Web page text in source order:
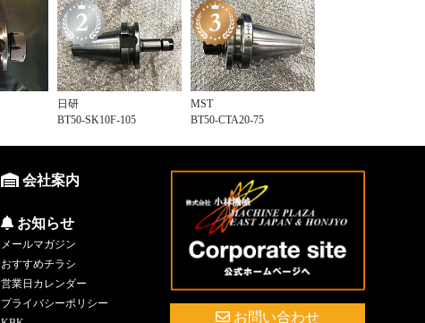
日研
BT50-SK10F-105
MST
BT50-CTA20-75
会社案内
お知らせ
メールマガジン
おすすめチラシ
営業日カレンダー
プライバシーポリシー
お問い合わせ